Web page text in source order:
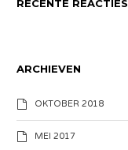
RECENTE REACTIES
ARCHIEVEN
OKTOBER 2018
MEI 2017